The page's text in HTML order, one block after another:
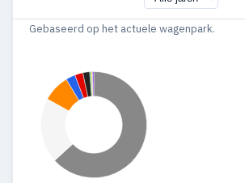
Gebaseerd op het actuele wagenpark.